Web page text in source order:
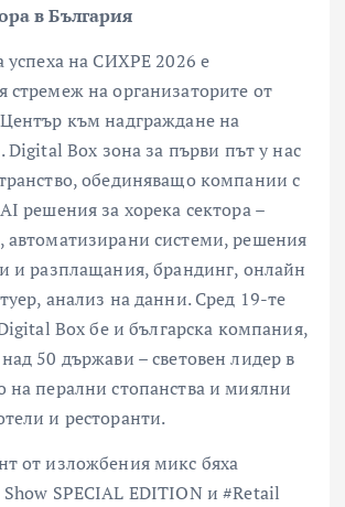
в България
успеха на СИХРЕ 2026 е
стремеж на организаторите от
към надграждане на
Digital Box зона за първи път у нас
обединяващо компании с
решения за хорека сектора –
автоматизирани системи, решения
и разплащания, брандинг, онлайн
анализ на данни. Сред 19-те
Box бе и българска компания,
50 държави – световен лидер в
на перални стопанства и миялни
и ресторанти.
от изложбения микс бяха
SPECIAL EDITION и #Retail